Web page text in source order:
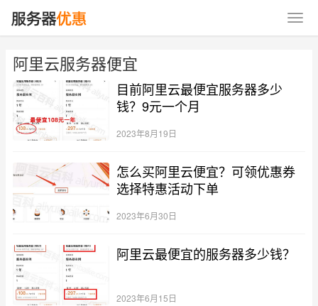
阿里云服务器便宜
目前阿里云最便宜服务器多少
钱？9元一个月
2023年8月19日
怎么买阿里云便宜？可领优惠券
选择特惠活动下单
2023年6月30日
阿里云最便宜的服务器多少钱？
2023年6月15日